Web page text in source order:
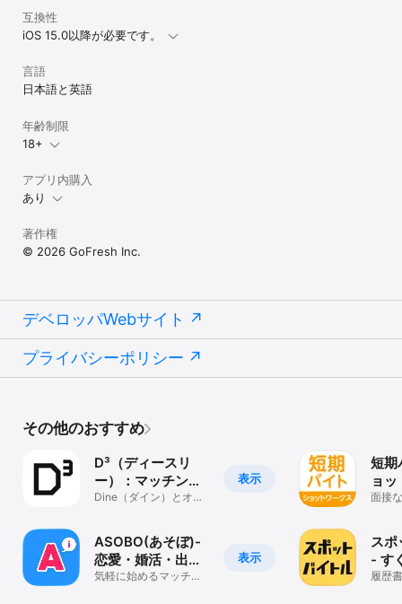
1ヶ月プラン：4,900円（税込）
3ヶ月プラン：12,000円（税込）
12ヶ月プラン：34,800円（税込）
■ 注意事項
※ メッセージのやりとりを始める前に、各種公的証明書による年齢
確認が必須となります。
※ 契約日を起算日として、お選びいただいたプランごとに1ヶ月後、
3ヶ月後、6ヶ月後、12ヶ月後にそれぞれ自動更新されます。
※ 自動更新はお客様自身で管理し、App Storeの設定でオフにする
※ 自動更新の解約をご希望される場合は、自動更新日の24時間以上
前に解約手続きしてください。解約手続きが完了していない場合、
ません。
※ 決済情報は他の環境においても引き継がれます。
※ 利用規約に違反する投稿内容は削除される場合がございます。
■ 利用規約
https://www.cocome.app/privacy
インターネット異性紹介事業　届出済み
届出番号　30210028001
互換性
iOS 15.0以降が必要です。
言語
日本語と英語
年齢制限
18+
アプリ内購入
あり
著作権
© 2026 GoFresh Inc.
デベロッパWebサイト
プライバシーポリシー
その他のおすすめ
表示
D³（ディースリ
ー）：マッチング
アプリ+相席ラウ
Dine（ダイン）とオリ
表示
ASOBO(あそぼ)-
恋愛・婚活・出会
いマッチングアプ
気軽に始めるマッチン
短期
ョ
ぐ働
面接
ス
- す
発バ
履歴